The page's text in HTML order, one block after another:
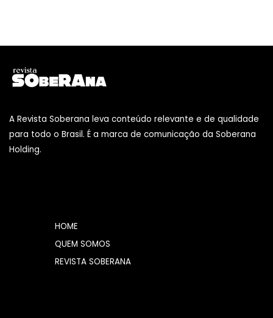
A Revista Soberana leva conteúdo relevante e de qualidade
para todo o Brasil. É a marca de comunicação da Soberana
Holding.
HOME
QUEM SOMOS
REVISTA SOBERANA